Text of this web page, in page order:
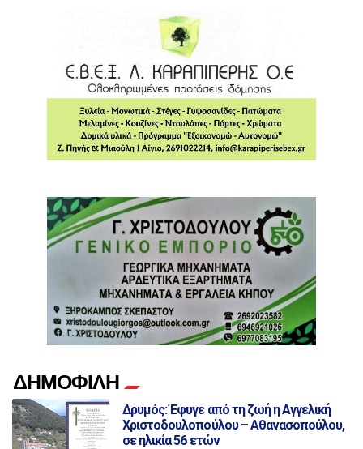
ΔΗΜΟΦΙΛΗ
Δρυμός: Έφυγε από τη ζωή η Αγγελική
Χριστοδουλοπούλου – Αθανασοπούλου,
σε ηλικία 56 ετών